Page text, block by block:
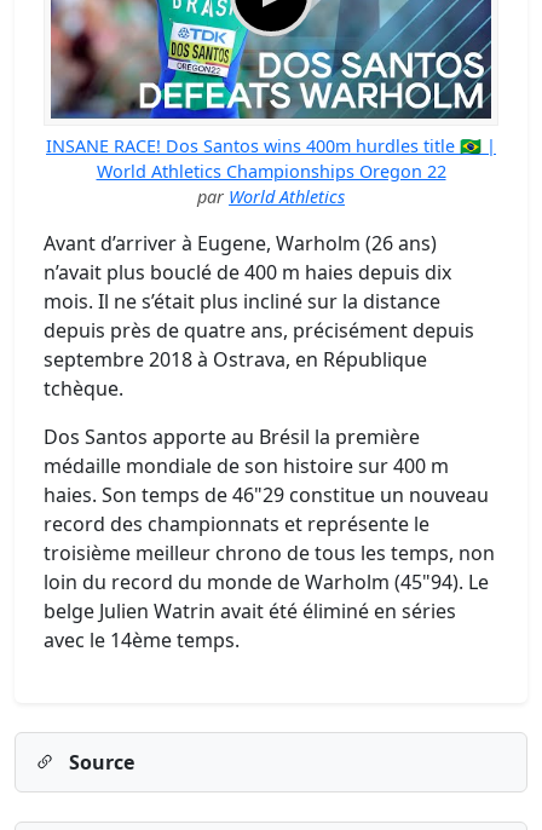
INSANE RACE! Dos Santos wins 400m hurdles title 🇧🇷 |
World Athletics Championships Oregon 22
par World Athletics
Avant d’arriver à Eugene, Warholm (26 ans)
n’avait plus bouclé de 400 m haies depuis dix
mois. Il ne s’était plus incliné sur la distance
depuis près de quatre ans, précisément depuis
septembre 2018 à Ostrava, en République
tchèque.
Dos Santos apporte au Brésil la première
médaille mondiale de son histoire sur 400 m
haies. Son temps de 46"29 constitue un nouveau
record des championnats et représente le
troisième meilleur chrono de tous les temps, non
loin du record du monde de Warholm (45"94). Le
belge Julien Watrin avait été éliminé en séries
avec le 14ème temps.
Source